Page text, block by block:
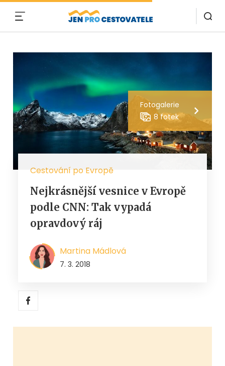
Fotogalerie
8 fotek
Cestování po Evropě
Nejkrásnější vesnice v Evropě
podle CNN: Tak vypadá
opravdový ráj
Martina Mádlová
7. 3. 2018